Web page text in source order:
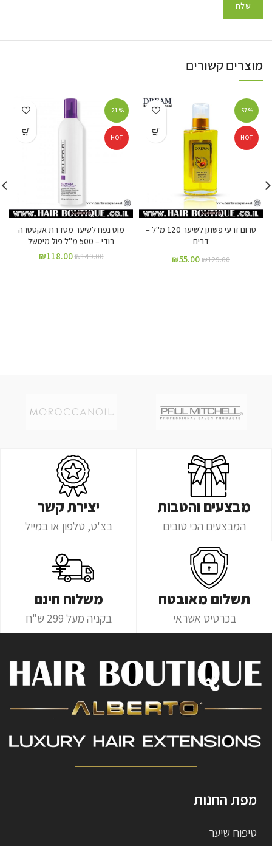
מוצרים קשורים
-57%
HOT
סרום זרעי פשתן לשיער 120 מ"ל –
דרים
₪129.00
₪55.00
-21%
HOT
מוס נפח לשיער מסדרת אקסטרה
בודי – 500 מ"ל פול מיטשל
₪149.00
₪118.00
מבצעים והטבות
המבצעים הכי טובים
יצירת קשר
בצ'ט, טלפון או במייל
תשלום מאובטח
בכרטיס אשראי
משלוח חינם
בקניה מעל 299 ש"ח
מפת החנות
טיפוח שיער